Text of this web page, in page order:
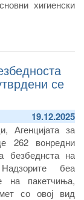
хигиенски
се
19.12.2025
Агенцијата за
262 вонредни
безбеднста на
беа
на пакетчиња,
со овој вид